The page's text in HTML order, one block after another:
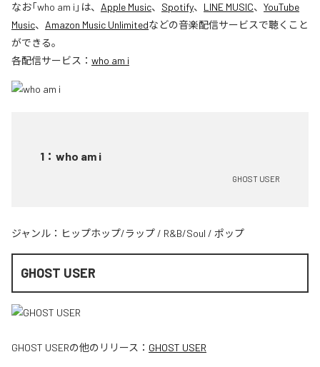
なお「who am i 」は、 Apple Music、 Spotify、 LINE MUSIC、 YouTube
Music、 Amazon Music Unlimitedなどの音楽配信サービスで聴くこと
ができる。
各配信サービス： who am i
1 ： who am i
GHOST USER
ジャンル： ヒップホップ/ラップ / R&B/Soul / ポップ
GHOST USER
GHOST USERの他のリリース： GHOST USER